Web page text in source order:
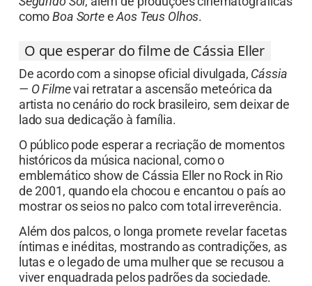
comoBoa SorteeAos Teus Olhos.
O que esperar do filme de Cássia Eller
De acordo com a sinopse oficial divulgada, Cássia
— O Filmevai retratar a ascensão meteórica da
artista no cenário do rock brasileiro, sem deixar de
lado sua dedicação à família.
O público pode esperar a recriação de momentos
históricos da música nacional, como o
emblemático show de Cássia Eller no Rock in Rio
de 2001, quando ela chocou e encantou o país ao
mostrar os seios no palco com total irreverência.
Além dos palcos, o longa promete revelar facetas
íntimas e inéditas, mostrando as contradições, as
lutas e o legado de uma mulher que se recusou a
viver enquadrada pelos padrões da sociedade.